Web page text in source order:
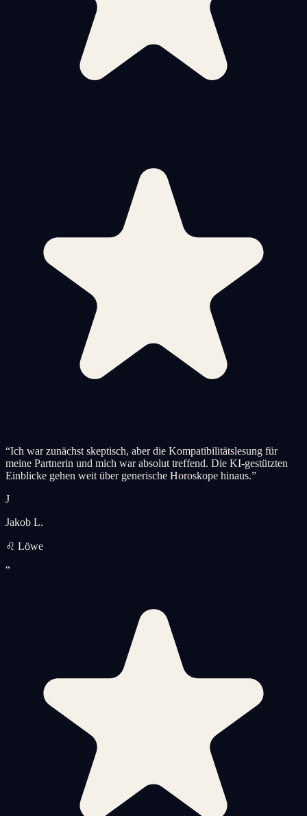
“Ich war zunächst skeptisch, aber die Kompatibilitätslesung für
meine Partnerin und mich war absolut treffend. Die KI-gestützten
Einblicke gehen weit über generische Horoskope hinaus.”
J
Jakob L.
♌ Löwe
“